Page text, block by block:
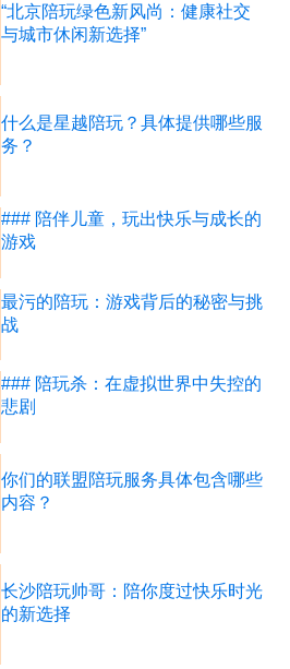
“北京陪玩绿色新风尚：健康社交
与城市休闲新选择”
什么是星越陪玩？具体提供哪些服
务？
### 陪伴儿童，玩出快乐与成长的
游戏
最污的陪玩：游戏背后的秘密与挑
战
### 陪玩杀：在虚拟世界中失控的
悲剧
你们的联盟陪玩服务具体包含哪些
内容？
长沙陪玩帅哥：陪你度过快乐时光
的新选择